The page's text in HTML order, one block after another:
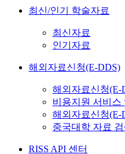
최신/인기 학술자료
최신자료
인기자료
해외자료신청(E-DDS)
해외자료신청(E-
비용지원 서비스
해외자료신청(E-
중국대학 자료 검
RISS API 센터